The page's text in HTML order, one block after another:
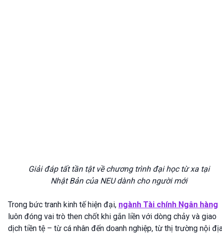
Giải đáp tất tần tật về chương trình đại học từ xa tại
Nhật Bản của NEU dành cho người mới
Trong bức tranh kinh tế hiện đại, ngành Tài chính Ngân hàng
luôn đóng vai trò then chốt khi gắn liền với dòng chảy và giao
dịch tiền tệ – từ cá nhân đến doanh nghiệp, từ thị trường nội